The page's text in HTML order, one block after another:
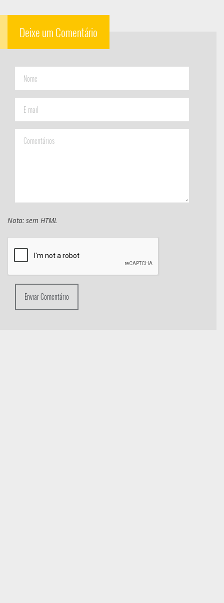
Deixe um Comentário
Nota: sem HTML